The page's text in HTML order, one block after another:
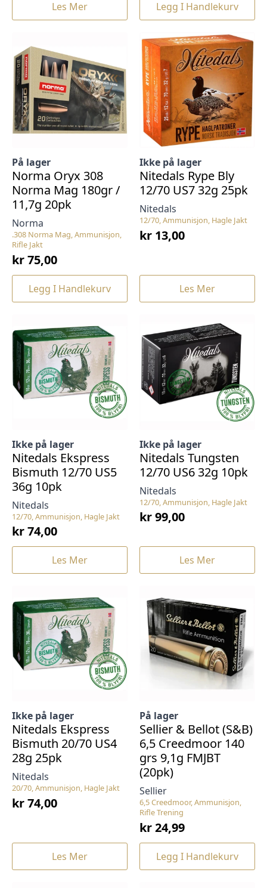
Les Mer Legg I Handlekurv
.308 Norma Mag, Ammunisjon,
Rifle Jakt
Norma
På lager
Norma Oryx 308
Norma Mag 180gr /
11,7g 20pk
kr75,00
Legg I Handlekurv
12/70, Ammunisjon, Hagle Jakt
Nitedals
Ikke på lager
Nitedals Rype Bly
12/70 US7 32g 25pk
kr 13,00
Les Mer
12/70, Ammunisjon, Hagle Jakt
Nitedals
Ikke på lager
Nitedals Ekspress
Bismuth 12/70 US5
36g 10pk
kr74,00
Les Mer
12/70, Ammunisjon, Hagle Jakt
Nitedals
Ikke på lager
Nitedals Tungsten
12/70 US6 32g 10pk
kr99,00
Les Mer
20/70, Ammunisjon, Hagle Jakt
Nitedals
Ikke på lager
Nitedals Ekspress
Bismuth 20/70 US4
28g 25pk
kr74,00
Les Mer
6,5 Creedmoor, Ammunisjon,
Rifle Trening
Sellier
På lager
Sellier & Bellot (S&B)
6,5 Creedmoor 140
grs 9,1g FMJBT
(20pk)
kr24,99
Legg I Handlekurv